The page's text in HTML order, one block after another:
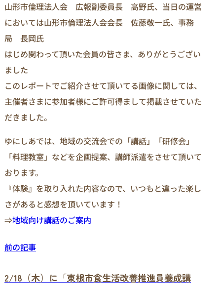
山形市倫理法人会 広報副委員長 高野氏、当日の運営
においては山形市倫理法人会会長 佐藤敬一氏、事務
局 長岡氏
はじめ関わって頂いた会員の皆さま、ありがとうござい
ました
このレポートでご紹介させて頂いてる画像に関しては、
主催者さまに参加者様にご許可得まして掲載させていた
だきました。
ゆにしあでは、地域の交流会での「講話」「研修会」
「料理教室」などを企画提案、講師派遣をさせて頂いて
おります。
『体験』を取り入れた内容なので、いつもと違った楽し
さがあると感想を頂いています！
⇒地域向け講話のご案内
前の記事
2/18（木）に「東根市食生活改善推進員養成講